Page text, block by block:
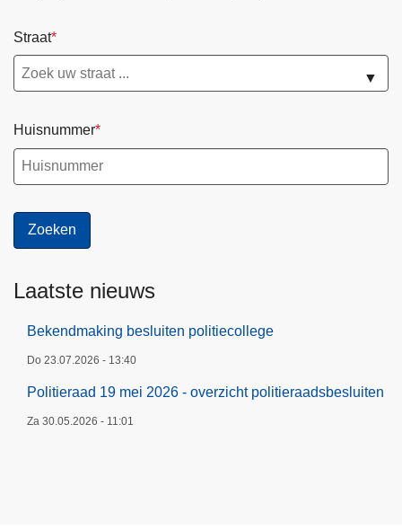
Straat
▼
Huisnummer
Laatste nieuws
Bekendmaking besluiten politiecollege
Do 23.07.2026 - 13:40
Politieraad 19 mei 2026 - overzicht politieraadsbesluiten
Za 30.05.2026 - 11:01